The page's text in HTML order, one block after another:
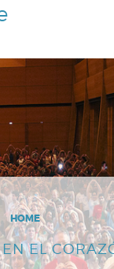
HOME
EL